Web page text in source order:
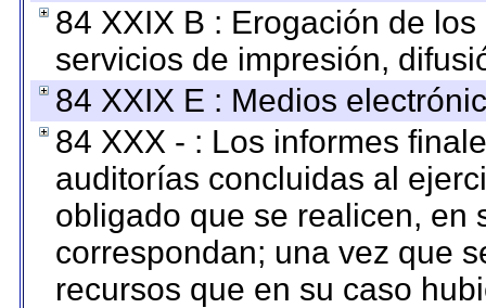
84 XXIX B : Erogación de
servicios de impresión,
84 XXIX E : Medios
84 XXX - : Los informes
auditorías concluidas al
obligado que se realicen, en
correspondan; una vez que
recursos que en su caso